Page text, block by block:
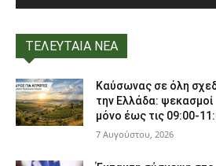
ΤΕΛΕΥΤΑΙΑ ΝΕΑ
Καύσωνας σε όλη
την Ελλάδα: ψεκασμοί
μόνο έως τις 09:00-
7 Αυγούστου, 2026